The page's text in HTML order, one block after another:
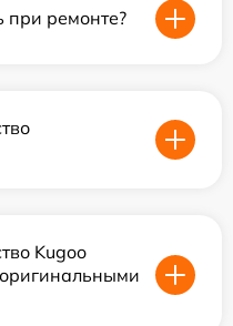
при ремонте?
Kugoo